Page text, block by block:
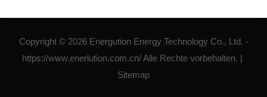
Privathaushalte
BCH-100230
Copyright © 2026 Energution Energy Technology Co., Ltd. -
https://www.enerlution.com.cn/ Alle Rechte vorbehalten. |
Sitemap